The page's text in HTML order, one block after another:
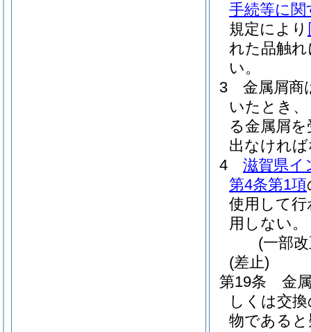
手続等に関
規定により
れた品触
い。
3
金属屑商
いたとき
る金属屑
出なけれ
4
滋賀県イ
第4条第1項
使用して
用しない。
(一部
(差止)
第19条
金
しくは交
物である